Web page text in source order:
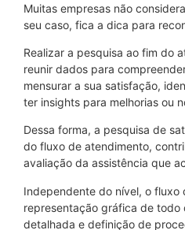
Muitas empresas não
seu caso, fica a dica para
Realizar a pesquisa ao fim do
reunir dados para
mensurar a sua satisfação,
ter insights para melhorias ou
Dessa forma, a pesquisa de
do fluxo de atendimento,
avaliação da assistência que
Independente do nível, o fluxo
representação gráfica de todo
detalhada e definição de